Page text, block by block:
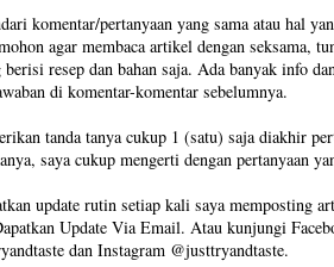
komentar/pertanyaan yang sama atau hal
agar membaca artikel dengan seksama,
berisi resep dan bahan saja. Ada banyak info
di komentar-komentar sebelumnya.
tanda tanya cukup 1 (satu) saja diakhir
saya cukup mengerti dengan pertanyaan
update rutin setiap kali saya memposting
Update Via Email. Atau kunjungi
dan Instagram @justtryandtaste.